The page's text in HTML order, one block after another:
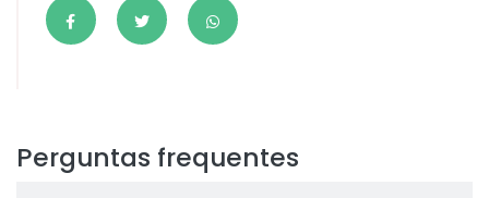
Perguntas frequentes